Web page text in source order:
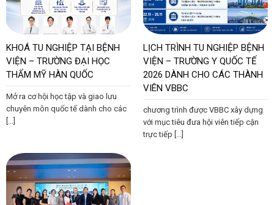
KHOÁ TU NGHIỆP TẠI BỆNH
VIỆN – TRƯỜNG ĐẠI HỌC
THẨM MỸ HÀN QUỐC
Mở ra cơ hội học tập và giao lưu
chuyên môn quốc tế dành cho các
[...]
LỊCH TRÌNH TU NGHIỆP BỆNH
VIỆN – TRƯỜNG Y QUỐC TẾ
2026 DÀNH CHO CÁC THÀNH
VIÊN VBBC
chương trình được VBBC xây dựng
với mục tiêu đưa hội viên tiếp cận
trực tiếp [...]